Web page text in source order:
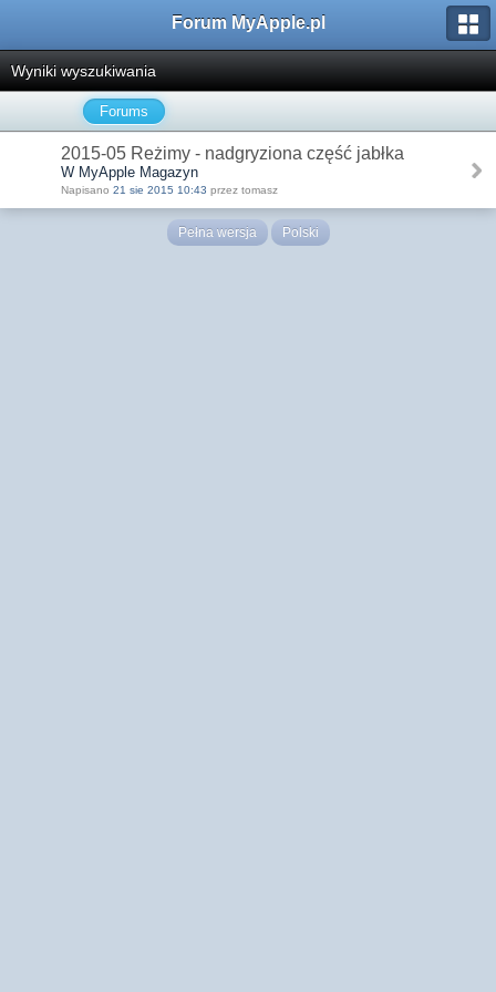
Forum MyApple.pl
Wyniki wyszukiwania
Forums
2015-05 Reżimy - nadgryziona część jabłka
W MyApple Magazyn
Napisano 21 sie 2015 10:43 przez tomasz
Pełna wersja Polski